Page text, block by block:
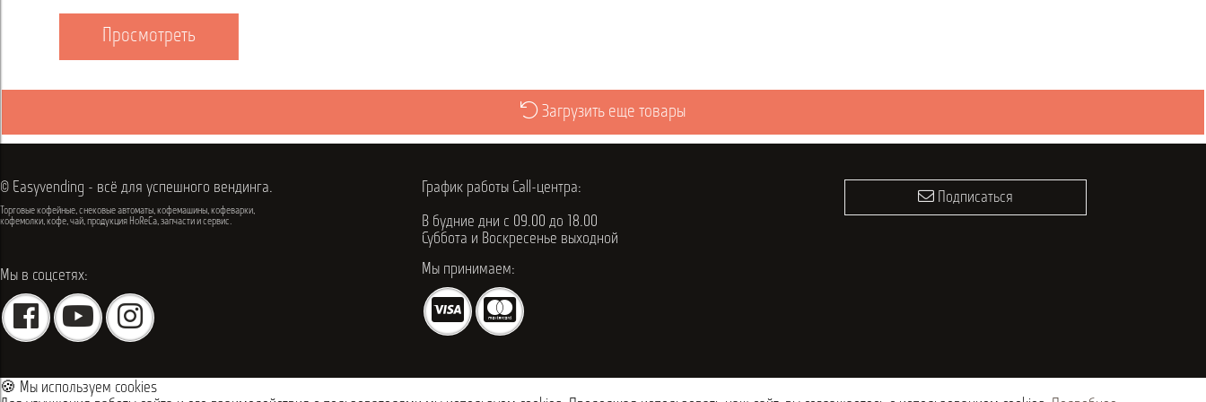
Просмотреть
Загрузить еще товары
© Easyvending - всё для успешного вендинга.
Торговые кофейные, снековые автоматы, кофемашины, кофеварки,
кофемолки, кофе, чай, продукция HoReCa, запчасти и сервис.
Мы в соцсетях:
График работы Call-центра:
В будние дни с 09.00 до 18.00
Суббота и Воскресенье выходной
Мы принимаем:
Подписаться
🍪 Мы используем cookies